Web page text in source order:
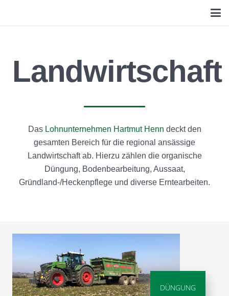
Landwirtschaft
Das Lohnunternehmen Hartmut Henn deckt den
gesamten Bereich für die regional ansässige
Landwirtschaft ab. Hierzu zählen die organische
Düngung, Bodenbearbeitung, Aussaat,
Gründland-/Heckenpflege und diverse Erntearbeiten.
DÜNGUNG